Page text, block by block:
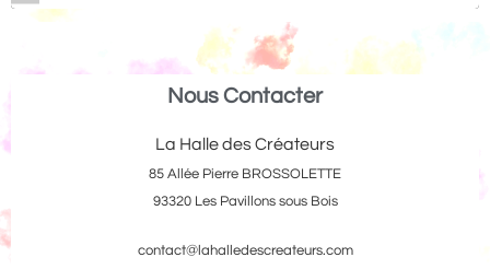
Nous Contacter
La Halle des Créateurs
85 Allée Pierre BROSSOLETTE
93320 Les Pavillons sous Bois
contact@lahalledescreateurs.com